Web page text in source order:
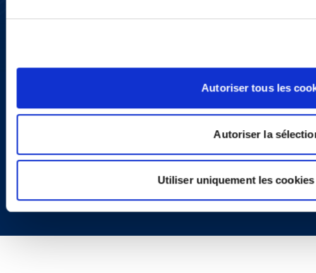
Autoriser tous les
Autoriser la
Utiliser uniquement les
Copyright © 2026 | Ogletree Deakins